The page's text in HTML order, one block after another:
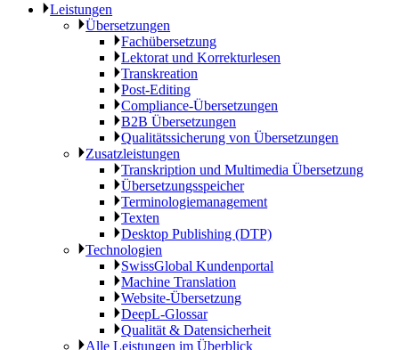
Leistungen
Übersetzungen
Fachübersetzung
Lektorat und Korrekturlesen
Transkreation
Post-Editing
Compliance-Übersetzungen
B2B Übersetzungen
Qualitätssicherung von Übersetzungen
Zusatzleistungen
Transkription und Multimedia Übersetzung
Übersetzungsspeicher
Terminologiemanagement
Texten
Desktop Publishing (DTP)
Technologien
SwissGlobal Kundenportal
Machine Translation
Website-Übersetzung
DeepL-Glossar
Qualität & Datensicherheit
Alle Leistungen im Überblick